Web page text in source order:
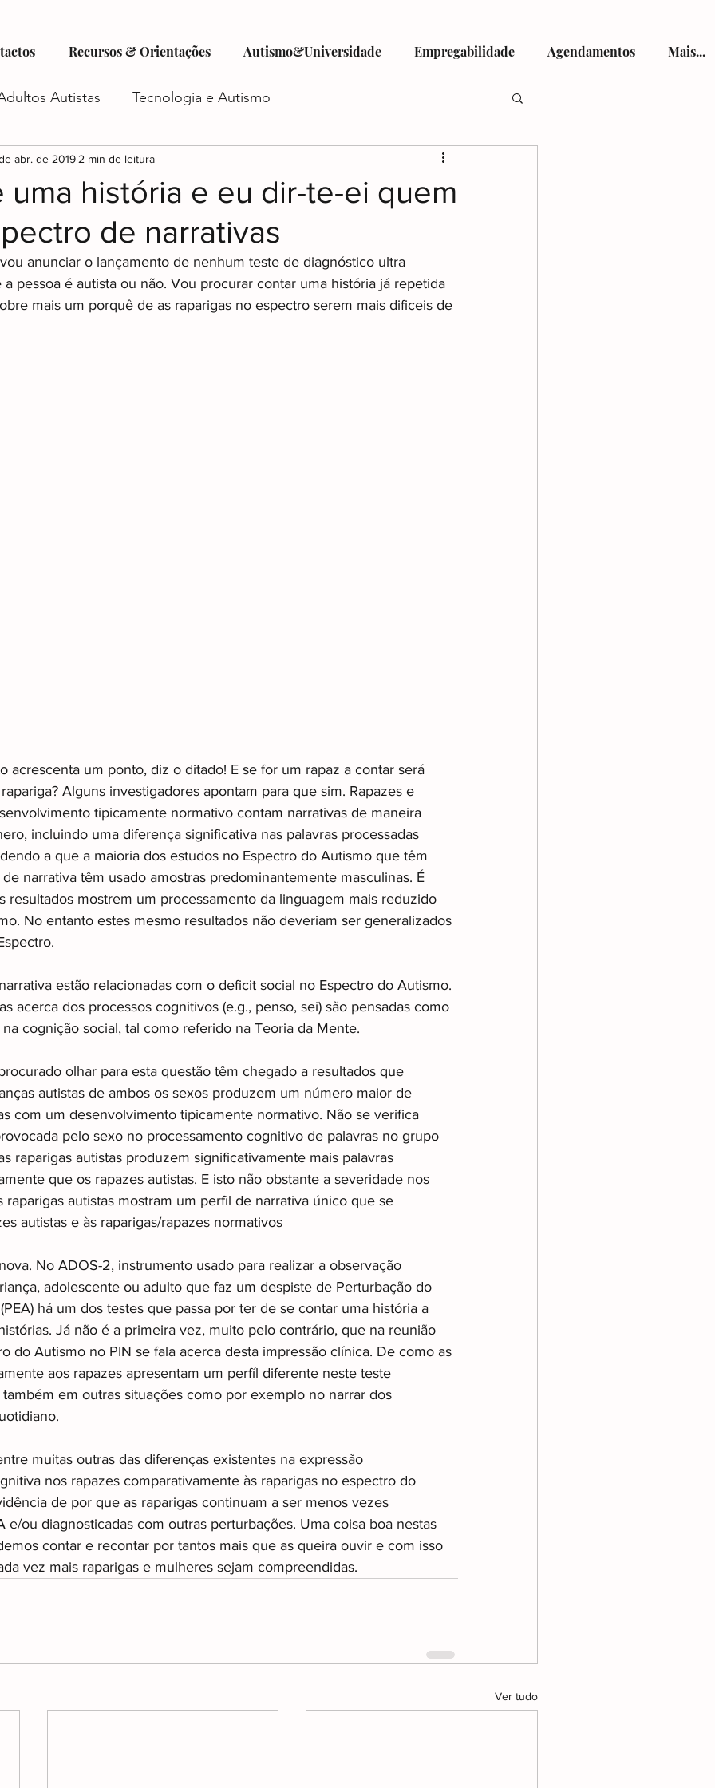
Recursos & Orientações Autismo&Universidade Empregabilidade Agendamentos Mais...
Autistas Tecnologia e Autismo
Criatividade e Autismo
Futuro do Autismo Emprego e Autismo
Autismo e Relacionamentos Acesso a Serviços de Saúde
uma história e eu dir-te-ei quem
de narrativas
abr. de 2019 2 min de leitura
anunciar o lançamento de nenhum teste de diagnóstico ultra
a pessoa é autista ou não. Vou procurar contar uma história já repetida
mais um porquê de as raparigas no espectro serem mais dificeis de
acrescenta um ponto, diz o ditado! E se for um rapaz a contar será
Alguns investigadores apontam para que sim. Rapazes e
tipicamente normativo contam narrativas de maneira
incluindo uma diferença significativa nas palavras processadas
a que a maioria dos estudos no Espectro do Autismo que têm
narrativa têm usado amostras predominantemente masculinas. É
resultados mostrem um processamento da linguagem mais reduzido
No entanto estes mesmo resultados não deveriam ser generalizados
estão relacionadas com o deficit social no Espectro do Autismo.
acerca dos processos cognitivos (e.g., penso, sei) são pensadas como
cognição social, tal como referido na Teoria da Mente.
olhar para esta questão têm chegado a resultados que
autistas de ambos os sexos produzem um número maior de
com um desenvolvimento tipicamente normativo. Não se verifica
pelo sexo no processamento cognitivo de palavras no grupo
raparigas autistas produzem significativamente mais palavras
que os rapazes autistas. E isto não obstante a severidade nos
raparigas autistas mostram um perfil de narrativa único que se
autistas e às raparigas/rapazes normativos
No ADOS-2, instrumento usado para realizar a observação
adolescente ou adulto que faz um despiste de Perturbação do
há um dos testes que passa por ter de se contar uma história a
Já não é a primeira vez, muito pelo contrário, que na reunião
do Autismo no PIN se fala acerca desta impressão clínica. De como as
aos rapazes apresentam um perfíl diferente neste teste
em outras situações como por exemplo no narrar dos
muitas outras das diferenças existentes na expressão
nos rapazes comparativamente às raparigas no espectro do
de por que as raparigas continuam a ser menos vezes
e/ou diagnosticadas com outras perturbações. Uma coisa boa nestas
contar e recontar por tantos mais que as queira ouvir e com isso
vez mais raparigas e mulheres sejam compreendidas.
Ver tudo